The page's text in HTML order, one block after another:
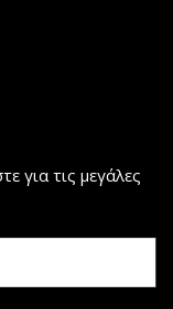
για τις μεγάλες